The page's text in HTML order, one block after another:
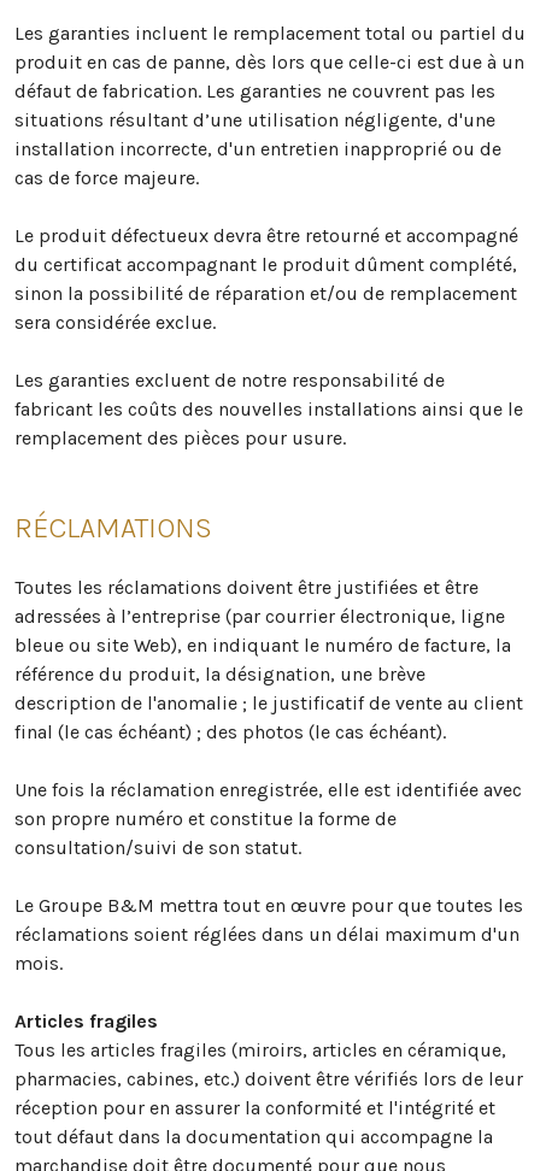
Les garanties incluent le remplacement total ou partiel du
produit en cas de panne, dès lors que celle-ci est due à un
défaut de fabrication. Les garanties ne couvrent pas les
situations résultant d’une utilisation négligente, d'une
installation incorrecte, d'un entretien inapproprié ou de
cas de force majeure.
Le produit défectueux devra être retourné et accompagné
du certificat accompagnant le produit dûment complété,
sinon la possibilité de réparation et/ou de remplacement
sera considérée exclue.
Les garanties excluent de notre responsabilité de
fabricant les coûts des nouvelles installations ainsi que le
remplacement des pièces pour usure.
RÉCLAMATIONS
Toutes les réclamations doivent être justifiées et être
adressées à l’entreprise (par courrier électronique, ligne
bleue ou site Web), en indiquant le numéro de facture, la
référence du produit, la désignation, une brève
description de l'anomalie ; le justificatif de vente au client
final (le cas échéant) ; des photos (le cas échéant).
Une fois la réclamation enregistrée, elle est identifiée avec
son propre numéro et constitue la forme de
consultation/suivi de son statut.
Le Groupe B&M mettra tout en œuvre pour que toutes les
réclamations soient réglées dans un délai maximum d'un
mois.
Articles fragiles
Tous les articles fragiles (miroirs, articles en céramique,
pharmacies, cabines, etc.) doivent être vérifiés lors de leur
réception pour en assurer la conformité et l'intégrité et
tout défaut dans la documentation qui accompagne la
marchandise doit être documenté pour que nous